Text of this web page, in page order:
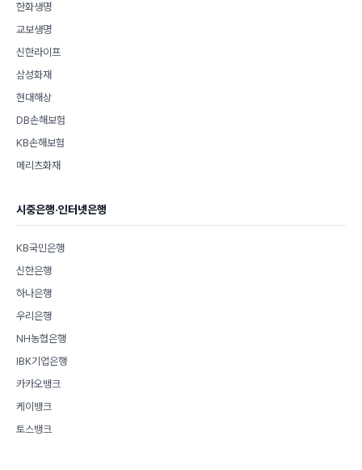
한화생명
교보생명
신한라이프
삼성화재
현대해상
DB손해보험
KB손해보험
메리츠화재
시중은행·인터넷은행
KB국민은행
신한은행
하나은행
우리은행
NH농협은행
IBK기업은행
카카오뱅크
케이뱅크
토스뱅크